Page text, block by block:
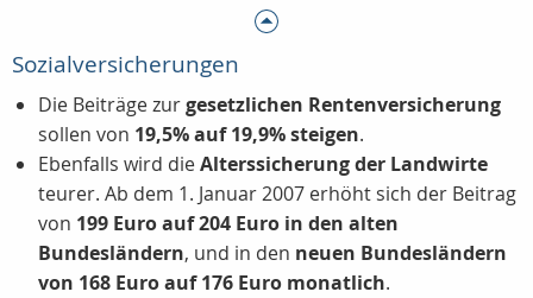
Sozialversicherungen
Die Beiträge zurgesetzlichen Rentenversicherung
sollen von 19,5% auf 19,9% steigen.
Ebenfalls wird dieAlterssicherung der Landwirte
teurer. Ab dem 1. Januar 2007 erhöht sich der Beitrag
von 199 Euro auf 204 Euro in den alten
Bundesländern, und in den neuen Bundesländern
von 168 Euro auf 176 Euro monatlich.